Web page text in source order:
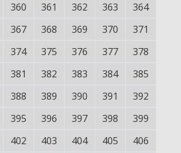
360 361 362 363
364
367 368 369 370
371
374 375 376 377
378
381 382 383 384
385
388 389 390 391
392
395 396 397 398
399
402 403 404 405 406